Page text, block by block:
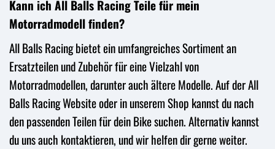
Kann ich All Balls Racing Teile für mein
Motorradmodell finden?
All Balls Racing bietet ein umfangreiches Sortiment an
Ersatzteilen und Zubehör für eine Vielzahl von
Motorradmodellen, darunter auch ältere Modelle. Auf der All
Balls Racing Website oder in unserem Shop kannst du nach
den passenden Teilen für dein Bike suchen. Alternativ kannst
du uns auch kontaktieren, und wir helfen dir gerne weiter.